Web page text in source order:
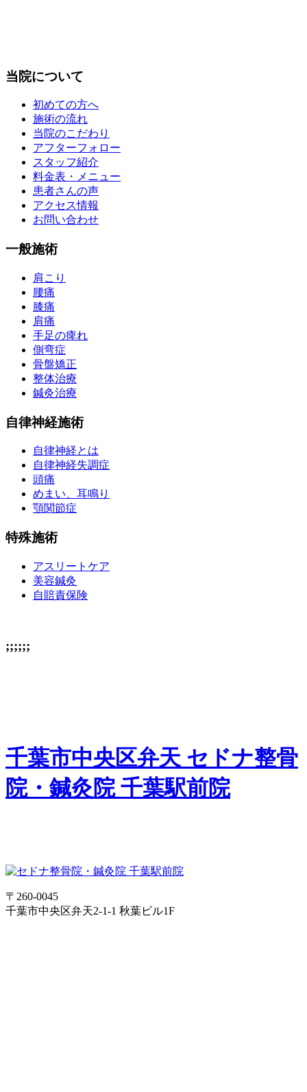
当院について
初めての方へ
施術の流れ
当院のこだわり
アフターフォロー
スタッフ紹介
料金表・メニュー
患者さんの声
アクセス情報
お問い合わせ
一般施術
肩こり
腰痛
膝痛
肩痛
手足の痺れ
側弯症
骨盤矯正
整体治療
鍼灸治療
自律神経施術
自律神経とは
自律神経失調症
頭痛
めまい、耳鳴り
顎関節症
特殊施術
アスリートケア
美容鍼灸
自賠責保険
;;;;;;
千葉市中央区弁天 セドナ整骨
院・鍼灸院 千葉駅前院
〒260-0045
千葉市中央区弁天2-1-1 秋葉ビル1F